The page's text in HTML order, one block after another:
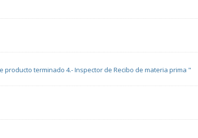
producto terminado 4.- Inspector de Recibo de materia prima "